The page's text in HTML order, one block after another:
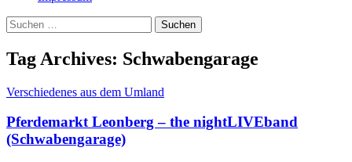
Suche
nach:
Tag Archives: Schwabengarage
Verschiedenes aus dem Umland
Pferdemarkt Leonberg – the nightLIVEband
(Schwabengarage)